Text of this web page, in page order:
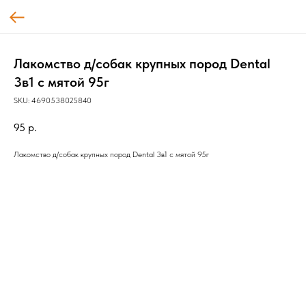
Лакомство д/собак крупных пород Dental
3в1 с мятой 95г
SKU: 4690538025840
95 р.
Лакомство д/собак крупных пород Dental 3в1 с мятой 95г